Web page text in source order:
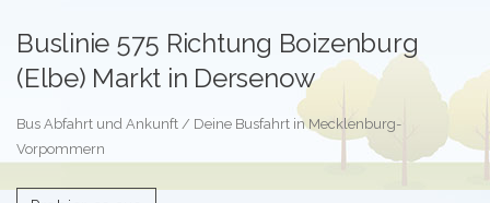
Buslinie 575 Richtung Boizenburg
(Elbe) Markt in Dersenow
Bus Abfahrt und Ankunft / Deine Busfahrt in Mecklenburg-
Vorpommern